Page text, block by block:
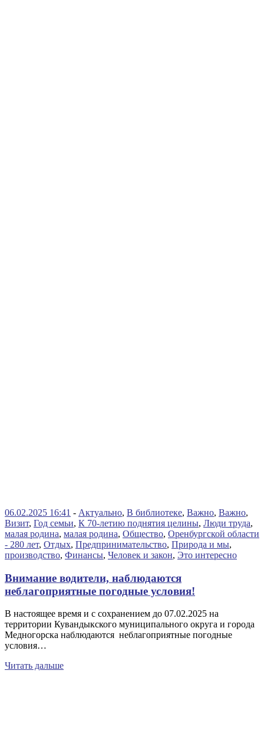
06.02.2025 16:41 - Актуально, В библиотеке, Важно, Важно,
Визит, Год семьи, К 70-летию поднятия целины, Люди труда,
малая родина, малая родина, Общество, Оренбургской области
- 280 лет, Отдых, Предпринимательство, Природа и мы,
производство, Финансы, Человек и закон, Это интересно
Внимание водители, наблюдаются
неблагоприятные погодные условия!
В настоящее время и с сохранением до 07.02.2025 на
территории Кувандыкского муниципального округа и города
Медногорска наблюдаются неблагоприятные погодные
условия…
Читать дальше